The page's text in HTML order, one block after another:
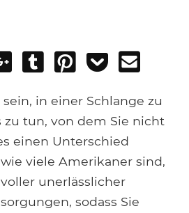
Share
Google+
Post
Tumblr
Pin
Add
Pocket
in einer Schlange zu
zu tun, von dem Sie nicht
einen Unterschied
viele Amerikaner sind,
unerlässlicher
sodass Sie